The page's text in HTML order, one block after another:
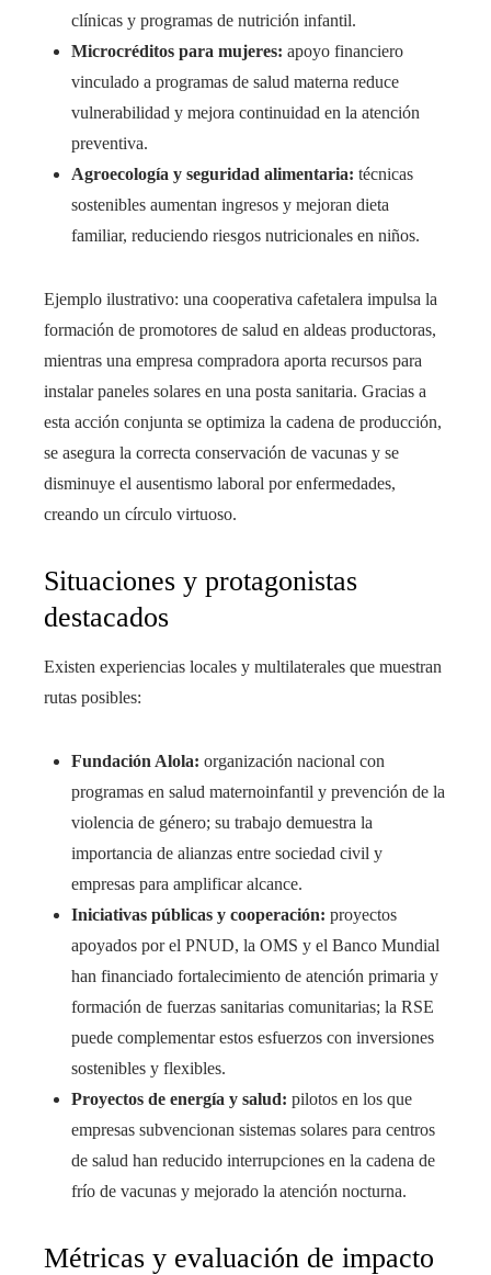
clínicas y programas de nutrición infantil.
Microcréditos para mujeres: apoyo financiero
vinculado a programas de salud materna reduce
vulnerabilidad y mejora continuidad en la atención
preventiva.
Agroecología y seguridad alimentaria: técnicas
sostenibles aumentan ingresos y mejoran dieta
familiar, reduciendo riesgos nutricionales en niños.
Ejemplo ilustrativo: una cooperativa cafetalera impulsa la
formación de promotores de salud en aldeas productoras,
mientras una empresa compradora aporta recursos para
instalar paneles solares en una posta sanitaria. Gracias a
esta acción conjunta se optimiza la cadena de producción,
se asegura la correcta conservación de vacunas y se
disminuye el ausentismo laboral por enfermedades,
creando un círculo virtuoso.
Situaciones y protagonistas
destacados
Existen experiencias locales y multilaterales que muestran
rutas posibles:
Fundación Alola: organización nacional con
programas en salud maternoinfantil y prevención de la
violencia de género; su trabajo demuestra la
importancia de alianzas entre sociedad civil y
empresas para amplificar alcance.
Iniciativas públicas y cooperación: proyectos
apoyados por el PNUD, la OMS y el Banco Mundial
han financiado fortalecimiento de atención primaria y
formación de fuerzas sanitarias comunitarias; la RSE
puede complementar estos esfuerzos con inversiones
sostenibles y flexibles.
Proyectos de energía y salud: pilotos en los que
empresas subvencionan sistemas solares para centros
de salud han reducido interrupciones en la cadena de
frío de vacunas y mejorado la atención nocturna.
Métricas y evaluación de impacto